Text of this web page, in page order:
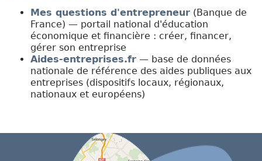
Mes questions d'entrepreneur(Banque de
France) — portail national d'éducation
économique et financière : créer, financer,
gérer son entreprise
Aides-entreprises.fr— base de données
nationale de référence des aides publiques aux
entreprises (dispositifs locaux, régionaux,
nationaux et européens)